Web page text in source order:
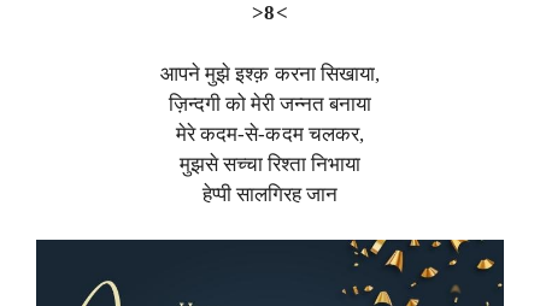
>8<
आपने मुझे इश्क़ करना सिखाया,
ज़िन्दगी को मेरी जन्नत बनाया
मेरे कदम-से-कदम चलकर,
मुझसे सच्चा रिश्ता निभाया
हेप्पी सालगिरह जान